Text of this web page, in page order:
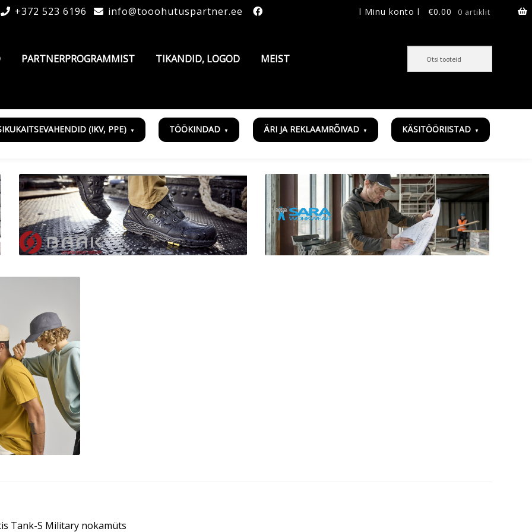
€0.00 0 artiklit
+372 523 6196 info@tooohutuspartner.ee l Minu konto l
PARTNERPROGRAMMIST TIKANDID, LOGOD MEIST
(IKV, PPE) TÖÖKINDAD ÄRI JA REKLAAMRÕIVAD KÄSITÖÖRIISTAD
Tank-S Military nokamüts